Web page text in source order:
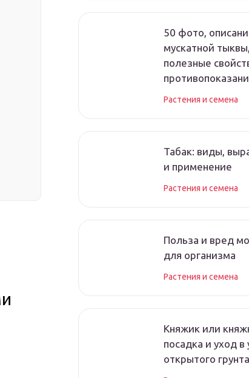
50 фото,
мускатной
полезные
Растения и семена
Табак: виды,
и применение
Растения и семена
Польза и вред
для организма
Растения и семена
Княжик или
посадка и уход в
открытого грунта